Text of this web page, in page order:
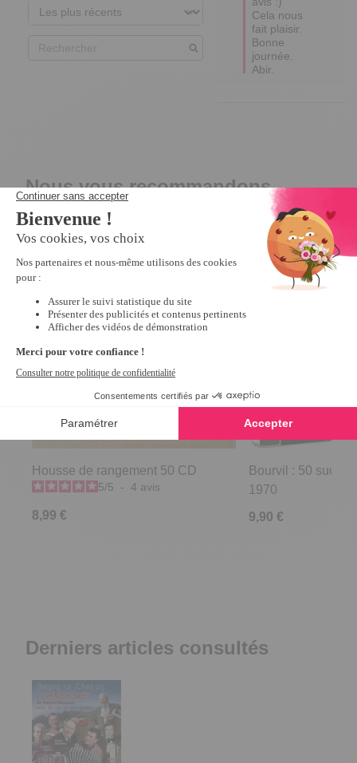
Cela nous
fait plaisir.
Bonne
journée.
Abir.
Nous vous recommandons
Housse de rangement 50 CD
5/5 - 4 avis
8,99 €
Bourvil : 50
1970
9,90 €
Derniers articles consultés